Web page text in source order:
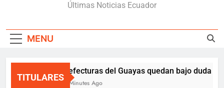
Últimas Noticias Ecuador
MENU
TITULARES
Prefecturas del Guayas quedan bajo duda
19 Minutes Ago